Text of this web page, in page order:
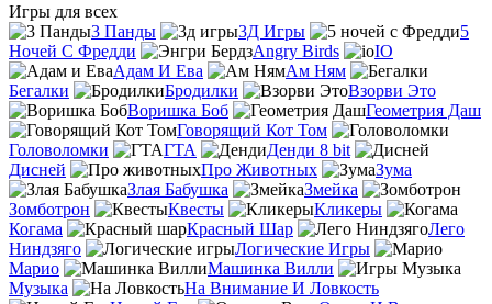
Игры для всех
3 Панды
3Д Игры
5
Ночей С Фредди
Angry Birds
IO
Адам И Ева
Ам Ням
Бегалки
Бродилки
Взорви Это
Воришка Боб
Геометрия Даш
Говорящий Кот Том
Головоломки
ГТА
Денди 8 bit
Дисней
Про Животных
Зума
Злая Бабушка
Змейка
Зомботрон
Квесты
Кликеры
Когама
Красный Шар
Лего
Ниндзяго
Логические Игры
Марио
Машинка Вилли
Музыка
На Внимание И Ловкость